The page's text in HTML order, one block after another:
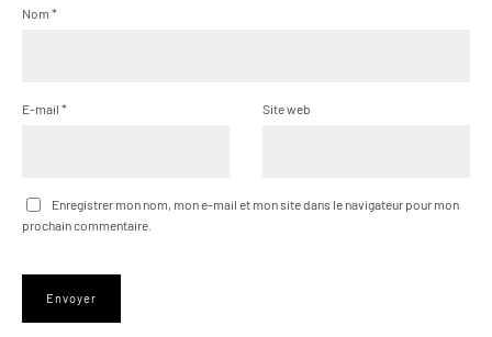
Nom *
E-mail * Site web
Enregistrer mon nom, mon e-mail et mon site dans le navigateur pour mon
prochain commentaire.